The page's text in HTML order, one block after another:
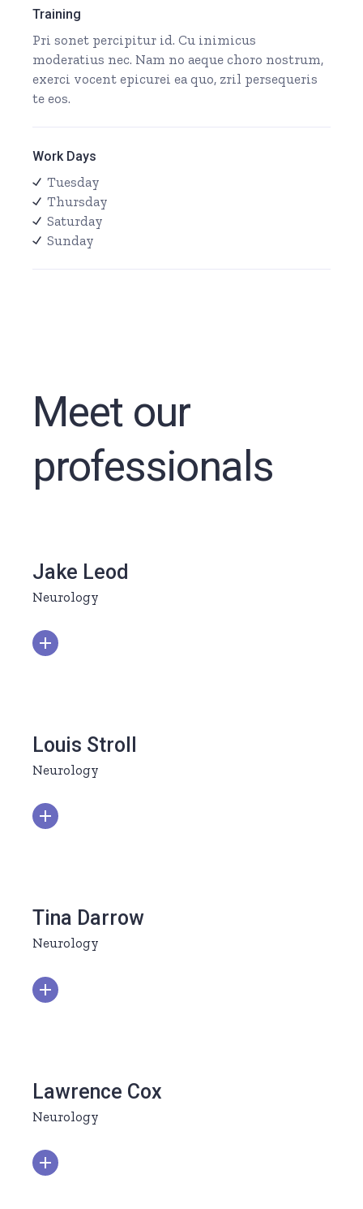
Training
Pri sonet percipitur id. Cu inimicus
moderatius nec. Nam no aeque choro nostrum,
exerci vocent epicurei ea quo, zril persequeris
te eos.
Work Days
Tuesday
Thursday
Saturday
Sunday
Meet our
professionals
Jake Leod
Neurology
Louis Stroll
Neurology
Tina Darrow
Neurology
Lawrence Cox
Neurology